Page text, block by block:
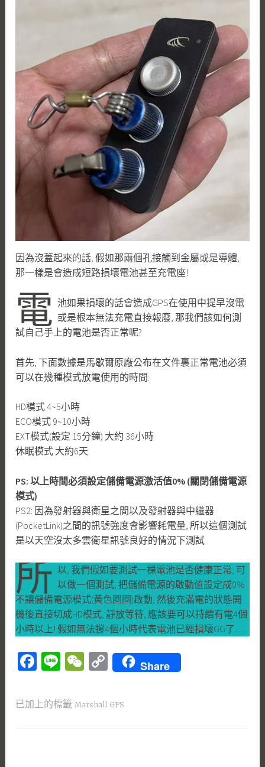
因為沒蓋起來的話, 假如那兩個孔接觸到金屬或是導體,
那一樣是會造成短路損壞電池甚至充電座!
電 池如果損壞的話會造成GPS在使用中提早沒電
或是根本無法充電直接報廢, 那我們該如何測
試自己手上的電池是否正常呢?
首先, 下面數據是馬歇爾原廠公布在文件裏正常電池必須
可以在幾種模式放電使用的時間:
HD模式 4~5小時
ECO模式 9~10小時
EXT模式(設定 15分鐘) 大約 36小時
休眠模式 大約6天
PS: 以上時間必須設定儲備電源激活值0% (關閉儲備電源
模式)
PS2: 因為發射器與衛星之間以及發射器與中繼器
(PocketLink)之間的訊號強度會影響耗電量, 所以這個測試
是以天空沒太多雲衛星訊號良好的情況下測試
所 以, 我們假如要測試一棵電池是否健康正常, 可
以做一個測試, 把儲備電源的啟動值設定成0%
不讓儲備電源模式(黃色圈圈)啟動, 然後充滿電的狀態開
機後直接切成HD模式, 靜放等待, 應該要可以持續有電4個
小時以上! 假如無法撐4個小時代表電池已經損壞GG了…
Fa
b
Li
W
C
C
o
py
Share
已加上的標籤Marshall GPS